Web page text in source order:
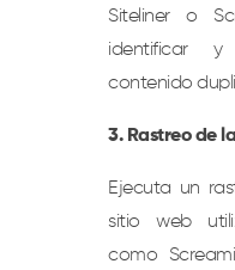
Siteliner o
identificar y
contenido
3. Rastreo de
Ejecuta un
sitio web
como